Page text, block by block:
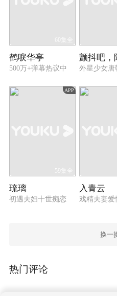
60集全
鹤唳华亭
500万+弹幕热议中
颤抖吧，
外星少女唐
APP
59集全
琉璃
初遇夫妇十世痴恋
入青云
戏精夫妻爱
换一
热门评论